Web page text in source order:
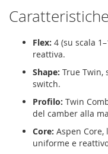
Flex: 4 (su scala
reattiva.
Shape: True Twin,
switch.
Profilo: Twin
del camber alla
Core: Aspen
uniforme e